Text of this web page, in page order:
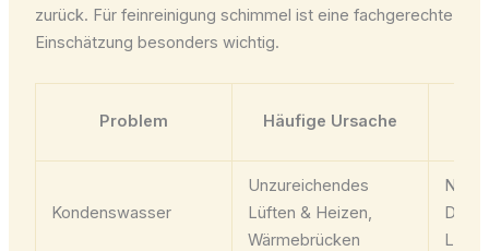
zurück. Für feinreinigung schimmel ist eine fachgerechte
Einschätzung besonders wichtig.
Problem Häufige Ursache
Kondenswasser
Unzureichendes
Lüften & Heizen,
Wärmebrücken